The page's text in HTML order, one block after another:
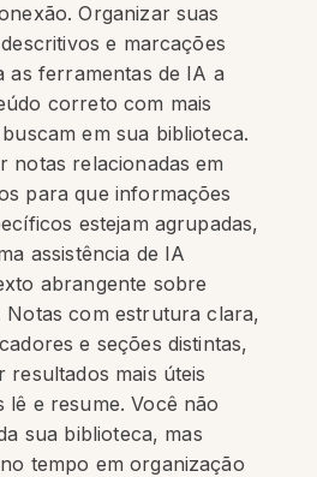
Organizar suas
e marcações
as ferramentas de IA a
correto com mais
em sua biblioteca.
notas relacionadas em
para que informações
estejam agrupadas,
assistência de IA
abrangente sobre
Notas com estrutura clara,
e seções distintas,
resultados mais úteis
lê e resume. Você não
sua biblioteca, mas
tempo em organização